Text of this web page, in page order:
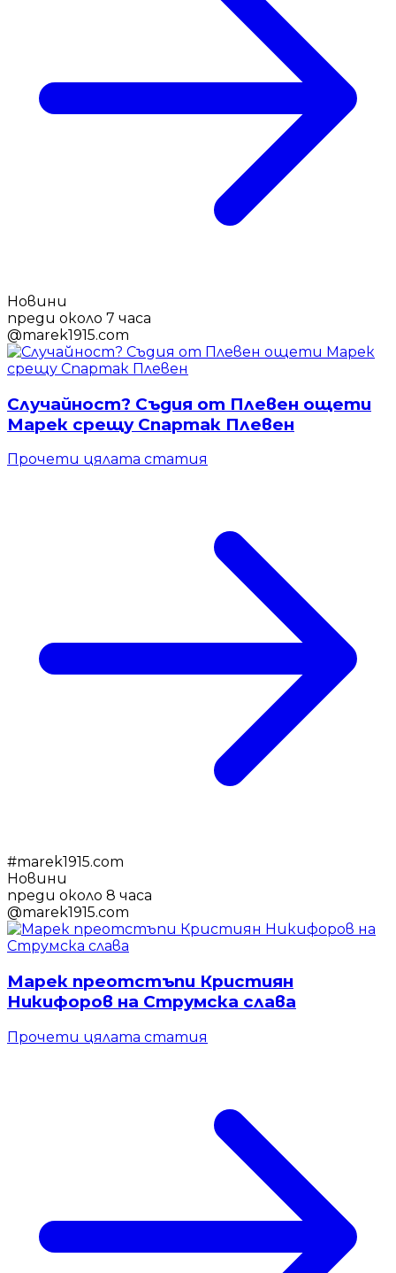
Новини
преди около 7 часа
@marek1915.com
Случайност? Съдия от Плевен ощети
Марек срещу Спартак Плевен
Прочети цялата статия
#marek1915.com
Новини
преди около 8 часа
@marek1915.com
Марек преотстъпи Кристиян
Никифоров на Струмска слава
Прочети цялата статия